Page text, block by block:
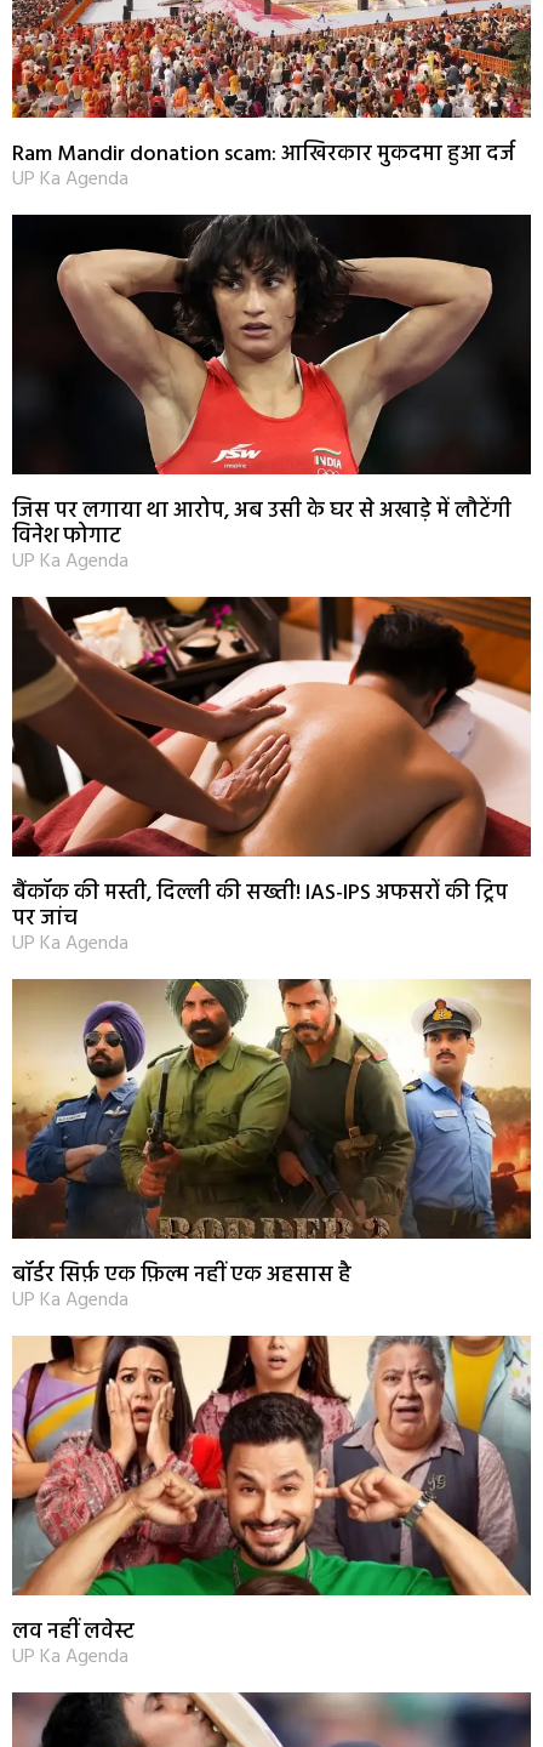
Ram Mandir donation scam: आखिरकार मुकदमा हुआ दर्ज
UP Ka Agenda
जिस पर लगाया था आरोप, अब उसी के घर से अखाड़े में लौटेंगी
विनेश फोगाट
UP Ka Agenda
बैंकॉक की मस्ती, दिल्ली की सख्ती! IAS-IPS अफसरों की ट्रिप
पर जांच
UP Ka Agenda
बॉर्डर सिर्फ़ एक फ़िल्म नहीं एक अहसास है
UP Ka Agenda
लव नहीं लवेस्ट
UP Ka Agenda